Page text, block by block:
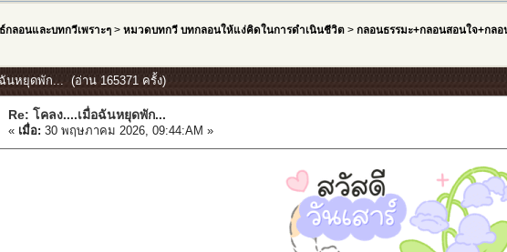
กลอนและบทกวีเพราะๆ >หมวดบทกวี บทกลอนให้แง่คิดในการดำเนินชีวิต >กลอนธรรมะ+กลอนสอนใจ+กล
นหยุดพัก... (อ่าน 165371 ครั้ง)
Re: โคลง....เมื่อฉันหยุดพัก...
« เมื่อ: 30 พฤษภาคม 2026, 09:44:AM »